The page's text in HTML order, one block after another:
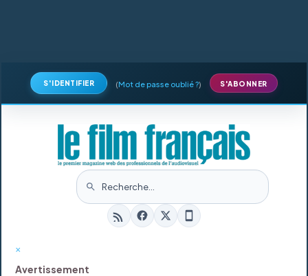
S'IDENTIFIER (Mot de passe oublié ?) S'ABONNER
×
Avertissement